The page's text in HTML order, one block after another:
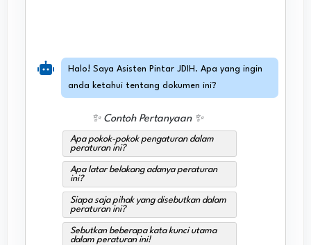
✨ Contoh Pertanyaan ✨
Apa pokok-pokok pengaturan dalam
peraturan ini?
Apa latar belakang adanya peraturan
ini?
Siapa saja pihak yang disebutkan dalam
peraturan ini?
Sebutkan beberapa kata kunci utama
dalam peraturan ini!
Halo! Saya Asisten Pintar JDIH. Apa yang ingin
anda ketahui tentang dokumen ini?